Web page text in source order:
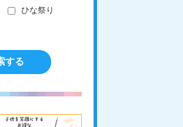
ひな祭り